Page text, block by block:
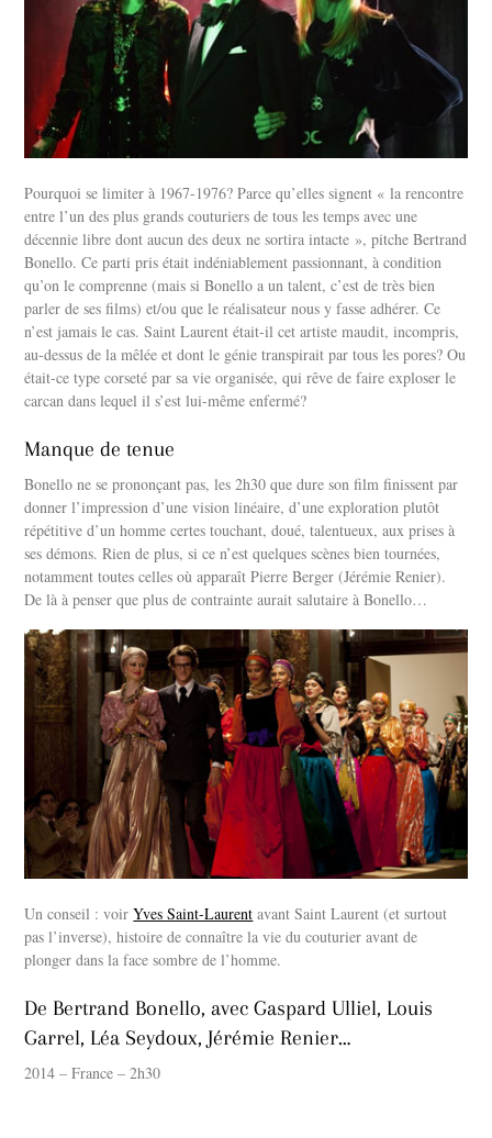
Pourquoi se limiter à 1967-1976? Parce qu’elles signent « la rencontre
entre l’un des plus grands couturiers de tous les temps avec une
décennie libre dont aucun des deux ne sortira intacte », pitche Bertrand
Bonello. Ce parti pris était indéniablement passionnant, à condition
qu’on le comprenne (mais si Bonello a un talent, c’est de très bien
parler de ses films) et/ou que le réalisateur nous y fasse adhérer. Ce
n’est jamais le cas. Saint Laurent était-il cet artiste maudit, incompris,
au-dessus de la mêlée et dont le génie transpirait par tous les pores? Ou
était-ce type corseté par sa vie organisée, qui rêve de faire exploser le
carcan dans lequel il s’est lui-même enfermé?
Manque de tenue
Bonello ne se prononçant pas, les 2h30 que dure son film finissent par
donner l’impression d’une vision linéaire, d’une exploration plutôt
répétitive d’un homme certes touchant, doué, talentueux, aux prises à
ses démons. Rien de plus, si ce n’est quelques scènes bien tournées,
notamment toutes celles où apparaît Pierre Berger (Jérémie Renier).
De là à penser que plus de contrainte aurait salutaire à Bonello…
Un conseil : voirYves Saint-Laurent avant Saint Laurent (et surtout
pas l’inverse), histoire de connaître la vie du couturier avant de
plonger dans la face sombre de l’homme.
De Bertrand Bonello, avec Gaspard Ulliel, Louis
Garrel, Léa Seydoux, Jérémie Renier…
2014 – France – 2h30